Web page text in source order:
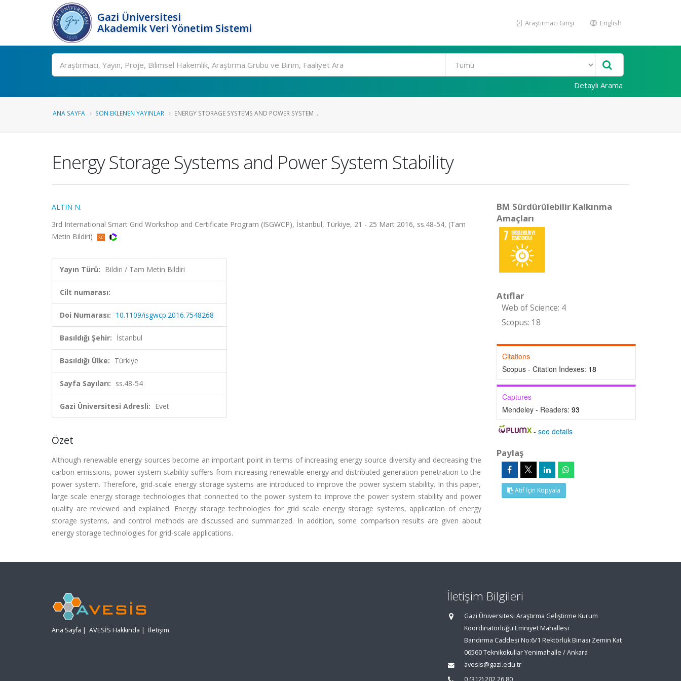
Gazi Üniversitesi
Akademik Veri Yönetim Sistemi
Araştırmacı Girişi English
Ara
Detaylı Arama
ANA SAYFA SON EKLENEN YAYINLAR ENERGY STORAGE SYSTEMS AND POWER SYSTEM ...
Energy Storage Systems and Power System Stability
ALTIN N.
3rd International Smart Grid Workshop and Certificate Program (ISGWCP), İstanbul, Türkiye, 21 - 25 Mart 2016, ss.48-54, (Tam
Metin Bildiri)
Yayın Türü: Bildiri / Tam Metin Bildiri
Cilt numarası:
Doi Numarası: 10.1109/isgwcp.2016.7548268
Basıldığı Şehir: İstanbul
Basıldığı Ülke: Türkiye
Sayfa Sayıları: ss.48-54
Gazi Üniversitesi Adresli: Evet
Özet
Although renewable energy sources become an important point in terms of increasing energy source diversity and decreasing the
carbon emissions, power system stability suffers from increasing renewable energy and distributed generation penetration to the
power system. Therefore, grid-scale energy storage systems are introduced to improve the power system stability. In this paper,
large scale energy storage technologies that connected to the power system to improve the power system stability and power
quality are reviewed and explained. Energy storage technologies for grid scale energy storage systems, application of energy
storage systems, and control methods are discussed and summarized. In addition, some comparison results are given about
energy storage technologies for grid-scale applications.
BM Sürdürülebilir Kalkınma
Amaçları
Atıflar
Web of Science: 4
Scopus: 18
Citations
Scopus - Citation Indexes: 18
Captures
Mendeley - Readers: 93
-see details
Paylaş
Atıf İçin Kopyala
Ana Sayfa | AVESİS Hakkında | İletişim
İletişim Bilgileri
Gazi Üniversitesi Araştırma Geliştirme Kurum
Koordinatörlüğü Emniyet Mahallesi
Bandırma Caddesi No:6/1 Rektörlük Binası Zemin Kat
06560 Teknikokullar Yenimahalle / Ankara
avesis@gazi.edu.tr
0 (312) 202 26 80